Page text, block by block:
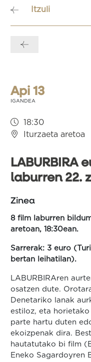
Itzuli
zehar
Api 13
IGANDEA
18:30
Iturzaeta aretoa
LABURBIRA
laburren 22.
Zinea
8 film laburren
aretoan, 18:30ean.
Sarrerak: 3 euro
bertan leihatilan).
LABURBIRAren
osatzen dute.
Denetariko lanak
estiloz, eta
parte hartu duten
ekoizpenak dira.
hautatutako bi film
Eneko Sagardoyren